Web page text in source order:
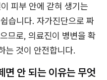
피부 안에 갇혀 생기는
습니다. 자가진단으로 짜
므로, 의료진이 병변을 확
는 것이 안전합니다.
면 안 되는 이유는 무엇